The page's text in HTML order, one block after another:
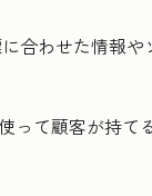
合わせた情報
って顧客が持て